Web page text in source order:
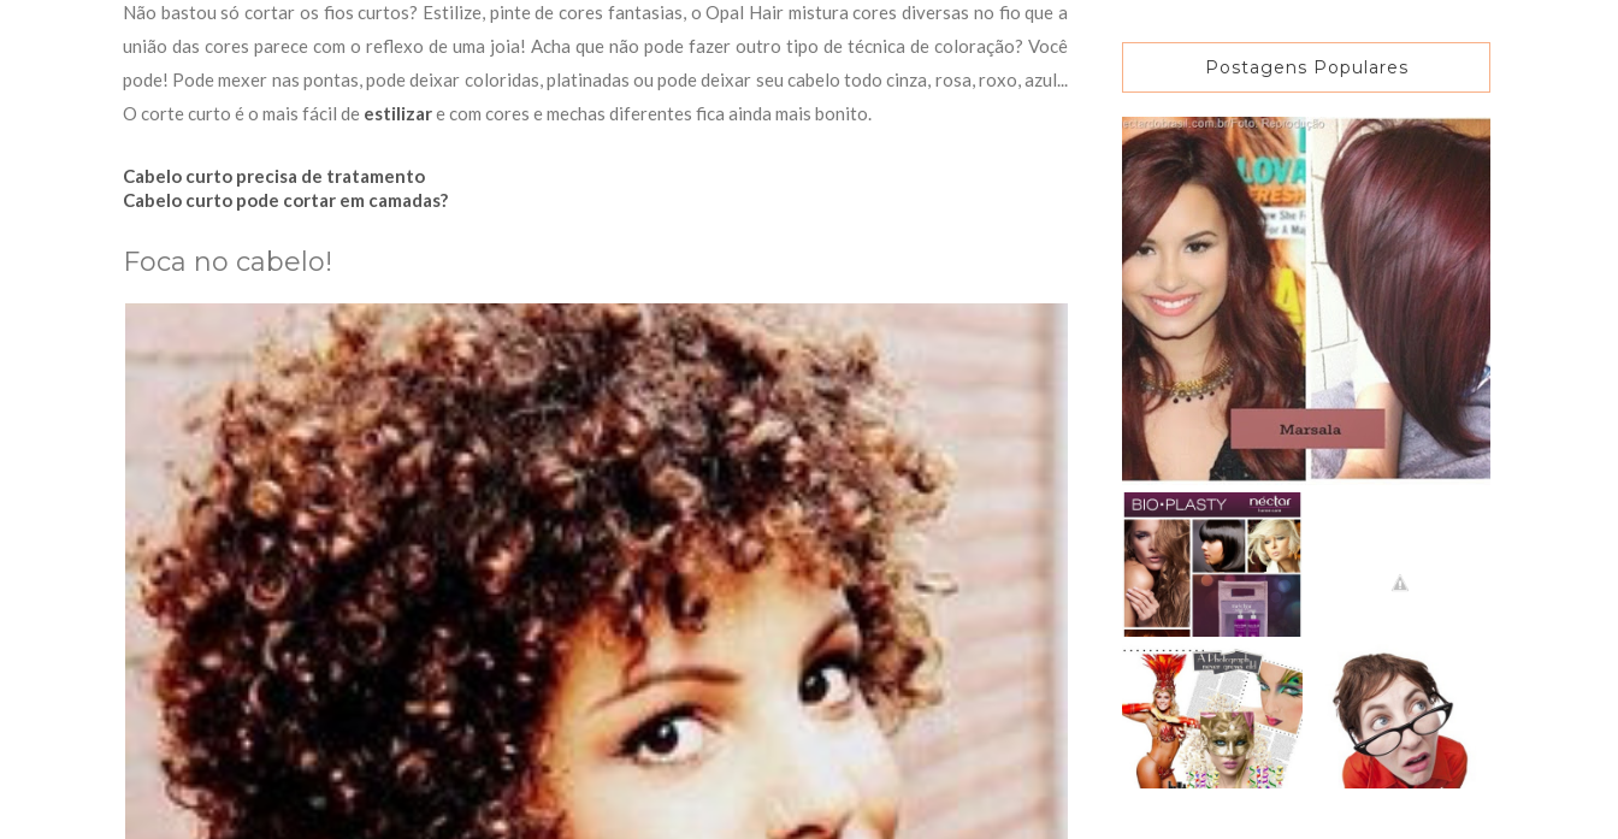
Não bastou só cortar os fios curtos? Estilize, pinte de cores fantasias, o Opal Hair mistura cores diversas no fio que a
união das cores parece com o reflexo de uma joia! Acha que não pode fazer outro tipo de técnica de coloração? Você
pode! Pode mexer nas pontas, pode deixar coloridas, platinadas ou pode deixar seu cabelo todo cinza, rosa, roxo, azul...
O corte curto é o mais fácil de estilizare com cores e mechas diferentes fica ainda mais bonito.
Cabelo curto precisa de tratamento
Cabelo curto pode cortar em camadas?
Foca no cabelo!
Postagens Populares